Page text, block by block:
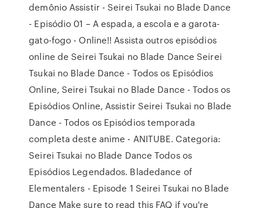
demônio Assistir - Seirei Tsukai no Blade Dance
- Episódio 01 – A espada, a escola e a garota-
gato-fogo - Online!! Assista outros episódios
online de Seirei Tsukai no Blade Dance Seirei
Tsukai no Blade Dance - Todos os Episódios
Online, Seirei Tsukai no Blade Dance - Todos os
Episódios Online, Assistir Seirei Tsukai no Blade
Dance - Todos os Episódios temporada
completa deste anime - ANITUBE. Categoria:
Seirei Tsukai no Blade Dance Todos os
Episódios Legendados. Bladedance of
Elementalers - Episode 1 Seirei Tsukai no Blade
Dance Make sure to read this FAQ if you're